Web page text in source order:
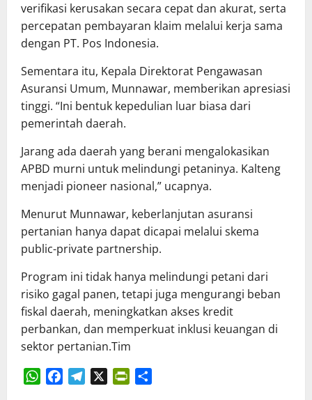
verifikasi kerusakan secara cepat dan akurat, serta
percepatan pembayaran klaim melalui kerja sama
dengan PT. Pos Indonesia.
Sementara itu, Kepala Direktorat Pengawasan
Asuransi Umum, Munnawar, memberikan apresiasi
tinggi. “Ini bentuk kepedulian luar biasa dari
pemerintah daerah.
Jarang ada daerah yang berani mengalokasikan
APBD murni untuk melindungi petaninya. Kalteng
menjadi pioneer nasional,” ucapnya.
Menurut Munnawar, keberlanjutan asuransi
pertanian hanya dapat dicapai melalui skema
public-private partnership.
Program ini tidak hanya melindungi petani dari
risiko gagal panen, tetapi juga mengurangi beban
fiskal daerah, meningkatkan akses kredit
perbankan, dan memperkuat inklusi keuangan di
sektor pertanian.Tim